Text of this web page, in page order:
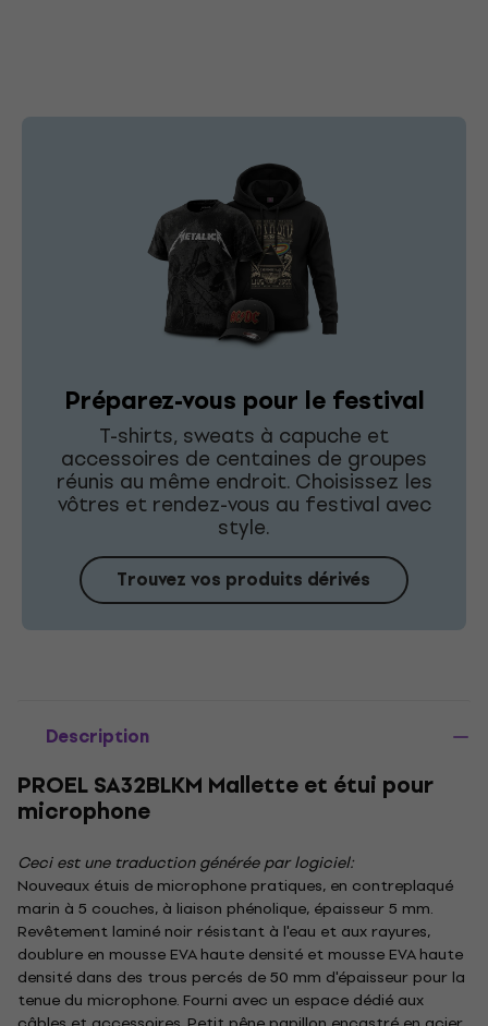
Préparez-vous pour le festival
T-shirts, sweats à capuche et
accessoires de centaines de groupes
réunis au même endroit. Choisissez les
vôtres et rendez-vous au festival avec
style.
Trouvez vos produits dérivés
Description
PROEL SA32BLKM Mallette et étui pour
microphone
Ceci est une traduction générée par logiciel:
Nouveaux étuis de microphone pratiques, en contreplaqué
marin à 5 couches, à liaison phénolique, épaisseur 5 mm.
Revêtement laminé noir résistant à l'eau et aux rayures,
doublure en mousse EVA haute densité et mousse EVA haute
densité dans des trous percés de 50 mm d'épaisseur pour la
tenue du microphone. Fourni avec un espace dédié aux